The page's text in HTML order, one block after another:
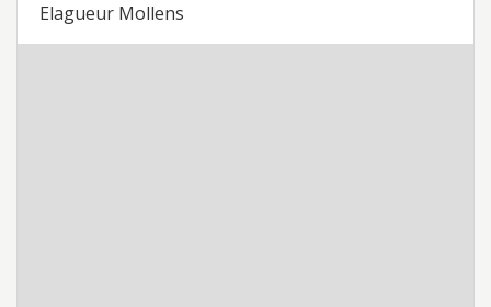
Elagueur Mollens